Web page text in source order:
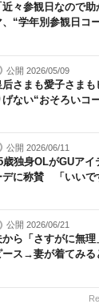
近々参観日なので
、“学年別参観日コ
公開 2026/05/09
后さまも愛子さま
げない“おそろいコ
公開 2026/06/11
歳独身OLがGUアイ
デに称賛 「いいで
公開 2026/06/21
から「さすがに無
ース→妻が着てみ